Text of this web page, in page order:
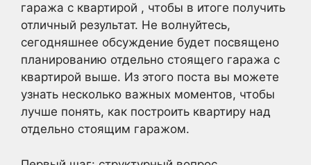
гаража с квартирой , чтобы в итоге получить
отличный результат. Не волнуйтесь,
сегодняшнее обсуждение будет посвящено
планированию отдельно стоящего гаража с
квартирой выше. Из этого поста вы можете
узнать несколько важных моментов, чтобы
лучше понять, как построить квартиру над
отдельно стоящим гаражом.